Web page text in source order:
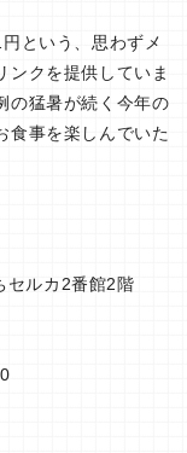
という、思わずメ
ンクを提供していま
の猛暑が続く今年の
食事を楽しんでいた
ルカ2番館2階
席